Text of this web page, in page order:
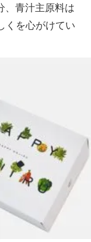
青汁主原料は
くを心がけてい